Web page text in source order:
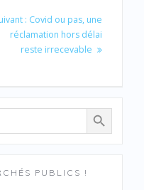
: Article
suivant
:
Covid ou pas, une
réclamation hors délai
reste irrecevable
Search Button
PUBLICS !